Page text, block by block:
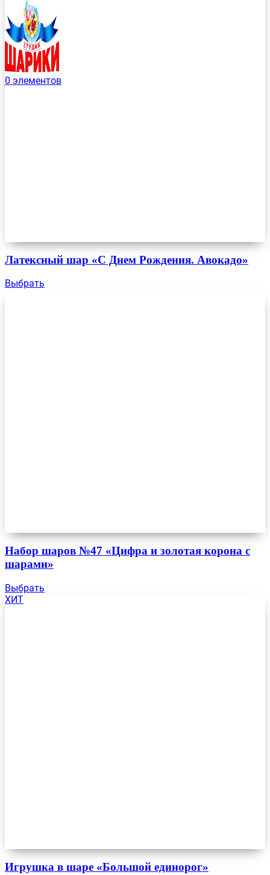
0 элементов
Латексный шар «С Днем Рождения. Авокадо»
Выбрать
Набор шаров №47 «Цифра и золотая корона с
шарами»
Выбрать
ХИТ
Игрушка в шаре «Большой единорог»